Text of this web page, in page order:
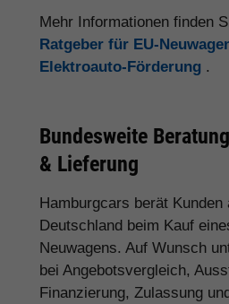
Mehr Informationen finden
Ratgeber für EU-
Elektroauto-Förderung .
Bundesweite
& Lieferung
Hamburgcars berät Kunden
Deutschland beim Kauf
Neuwagens. Auf Wunsch
bei Angebotsvergleich,
Finanzierung, Zulassung